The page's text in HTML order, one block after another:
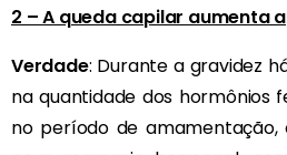
2 – A queda capilar aumenta
Verdade: Durante a gravidez
na quantidade dos hormônios
no período de